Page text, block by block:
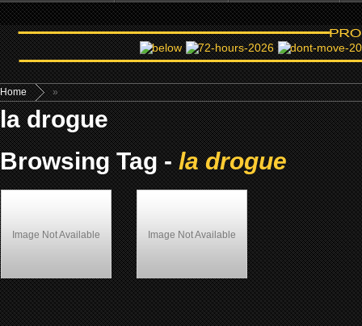
Home »
la drogue
Browsing Tag -la drogue
Image Not Available
Jackie Brown (1997)
Image Not Available
Sugar Hill (1993)